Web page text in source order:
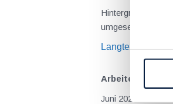
Hintergrund und Kernziele der Richtlinie Die EU-
umgesetzt
Langtext
Arbeiten in der
Juni 2026